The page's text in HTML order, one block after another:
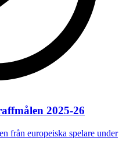
2025-26
från europeiska spelare under